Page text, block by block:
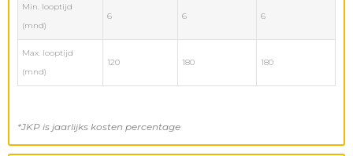
Min. looptijd
(mnd)
6 6 6
Max. looptijd
(mnd)
120 180 180
*JKP is jaarlijks kosten percentage